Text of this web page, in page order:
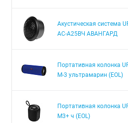
Акустическая система
АС-А25ВЧ АВАНГАРД
Портативная колонка
М-3 ультрамарин (EOL)
Портативная колонка
М3+ ч (EOL)